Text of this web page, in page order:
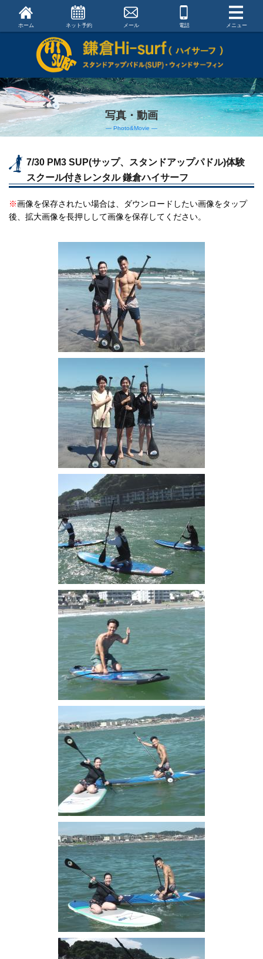
ホーム ネット予約 メール 電話 メニュー
写真・動画
― Photo&Movie ―
7/30 PM3 SUP(サップ、スタンドアップパドル)体験
スクール付きレンタル 鎌倉ハイサーフ
※画像を保存されたい場合は、ダウンロードしたい画像をタップ
後、拡大画像を長押しして画像を保存してください。